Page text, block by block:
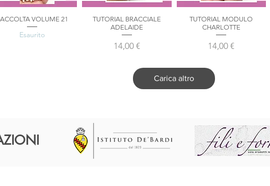
Vista rapidaVOLUME 21
Esaurito
Vista rapida
TUTORIAL BRACCIALE
ADELAIDE
Prezzo
14,00 €
Vista rapida
TUTORIAL MODULO
CHARLOTTE
Prezzo
14,00 €
Carica altro